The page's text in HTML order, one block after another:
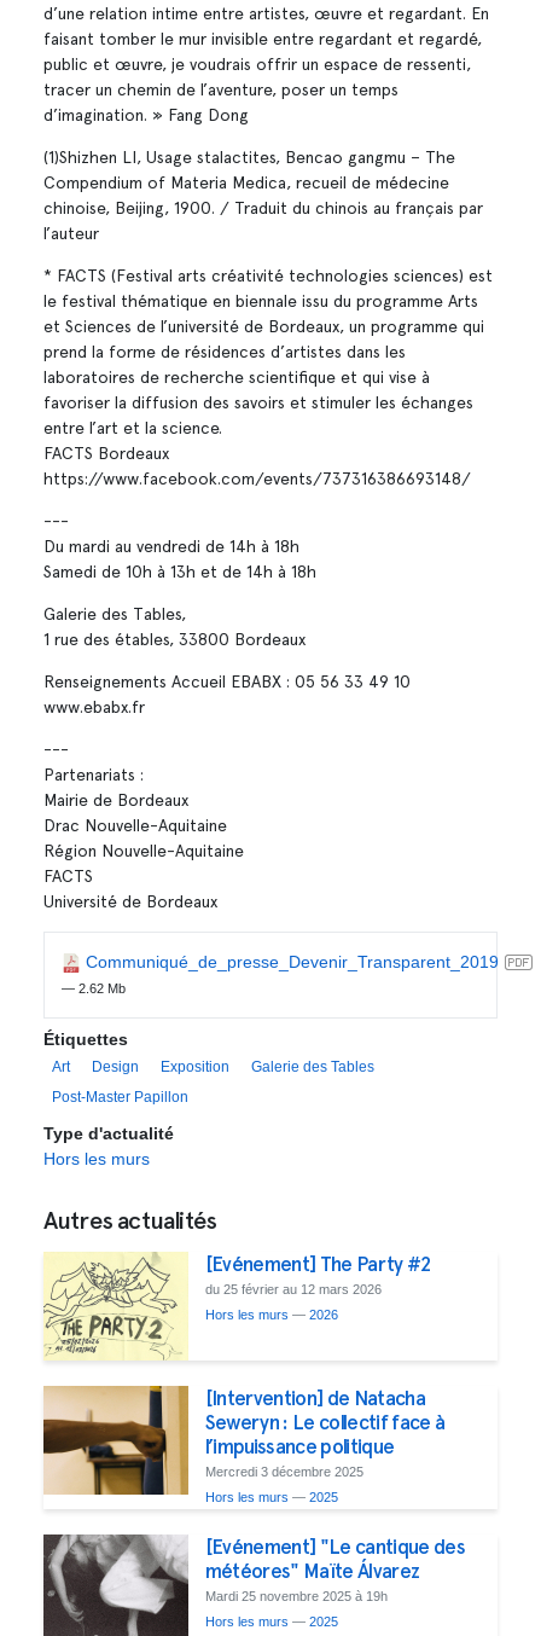
d’une relation intime entre artistes, œuvre et regardant. En
faisant tomber le mur invisible entre regardant et regardé,
public et œuvre, je voudrais offrir un espace de ressenti,
tracer un chemin de l’aventure, poser un temps
d’imagination. » Fang Dong
(1)Shizhen LI, Usage stalactites, Bencao gangmu – The
Compendium of Materia Medica, recueil de médecine
chinoise, Beijing, 1900. / Traduit du chinois au français par
l’auteur
* FACTS (Festival arts créativité technologies sciences) est
le festival thématique en biennale issu du programme Arts
et Sciences de l’université de Bordeaux, un programme qui
prend la forme de résidences d’artistes dans les
laboratoires de recherche scientifique et qui vise à
favoriser la diffusion des savoirs et stimuler les échanges
entre l’art et la science.
FACTS Bordeaux
https://www.facebook.com/events/737316386693148/
---
Du mardi au vendredi de 14h à 18h
Samedi de 10h à 13h et de 14h à 18h
Galerie des Tables,
1 rue des étables, 33800 Bordeaux
Renseignements Accueil EBABX : 05 56 33 49 10
www.ebabx.fr
---
Partenariats :
Mairie de Bordeaux
Drac Nouvelle-Aquitaine
Région Nouvelle-Aquitaine
FACTS
Université de Bordeaux
Communiqué_de_presse_Devenir_Transparent_2019
— 2.62 Mb
Étiquettes
Art Design Exposition
Galerie des Tables
Post-Master Papillon
Type d'actualité
Hors les murs
Autres actualités
[Evénement] The Party #2
du 25 février au 12 mars 2026
Hors les murs — 2026
[Intervention] de Natacha
Seweryn : Le collectif face à
l’impuissance politique
Mercredi 3 décembre 2025
Hors les murs — 2025
[Evénement] "Le cantique des
météores" Maïte Álvarez
Mardi 25 novembre 2025 à 19h
Hors les murs — 2025